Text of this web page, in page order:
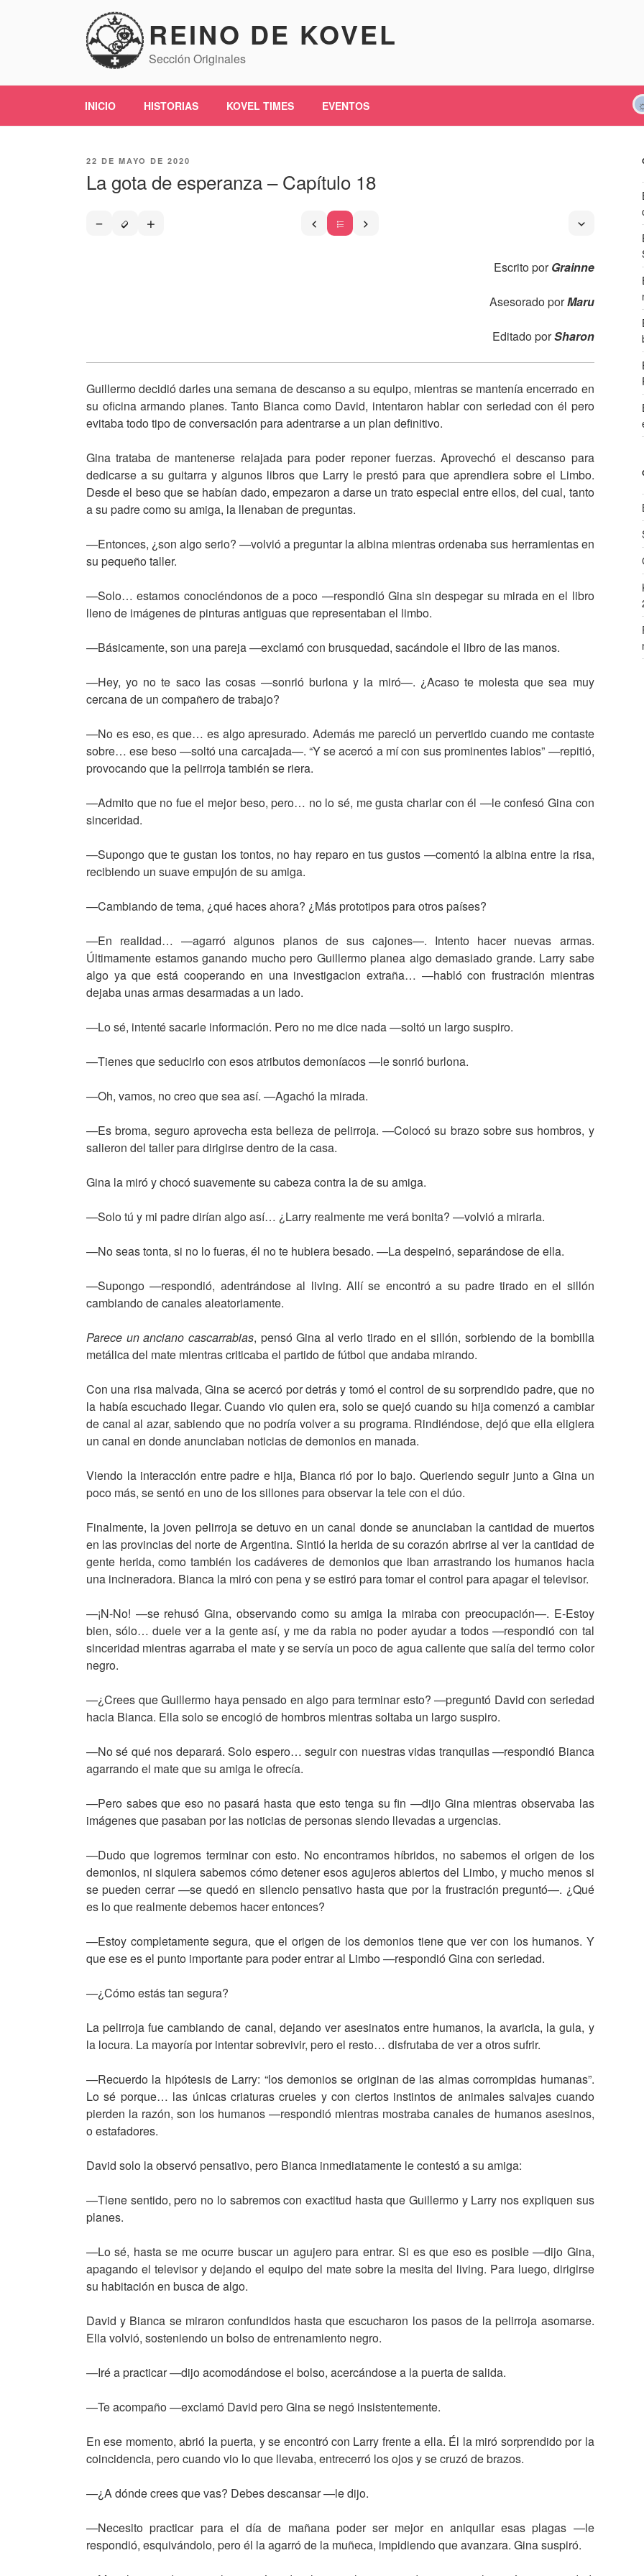
REINO DE KOVEL
Sección Originales
INICIO HISTORIAS KOVEL TIMES EVENTOS
PUBLICADO
22 DE MAYO DE 2020
La gota de esperanza – Capítulo 18
Escrito porGrainne
Asesorado porMaru
Editado porSharon
Guillermo decidió darles una semana de descanso a su equipo, mientras se mantenía encerrado en
su oficina armando planes. Tanto Bianca como David, intentaron hablar con seriedad con él pero
evitaba todo tipo de conversación para adentrarse a un plan definitivo.
Gina trataba de mantenerse relajada para poder reponer fuerzas. Aprovechó el descanso para
dedicarse a su guitarra y algunos libros que Larry le prestó para que aprendiera sobre el Limbo.
Desde el beso que se habían dado, empezaron a darse un trato especial entre ellos, del cual, tanto
a su padre como su amiga, la llenaban de preguntas.
—Entonces, ¿son algo serio? —volvió a preguntar la albina mientras ordenaba sus herramientas en
su pequeño taller.
—Solo… estamos conociéndonos de a poco —respondió Gina sin despegar su mirada en el libro
lleno de imágenes de pinturas antiguas que representaban el limbo.
—Básicamente, son una pareja —exclamó con brusquedad, sacándole el libro de las manos.
—Hey, yo no te saco las cosas —sonrió burlona y la miró—. ¿Acaso te molesta que sea muy
cercana de un compañero de trabajo?
—No es eso, es que… es algo apresurado. Además me pareció un pervertido cuando me contaste
sobre… ese beso —soltó una carcajada—. “Y se acercó a mí con sus prominentes labios” —repitió,
provocando que la pelirroja también se riera.
—Admito que no fue el mejor beso, pero… no lo sé, me gusta charlar con él —le confesó Gina con
sinceridad.
—Supongo que te gustan los tontos, no hay reparo en tus gustos —comentó la albina entre la risa,
recibiendo un suave empujón de su amiga.
—Cambiando de tema, ¿qué haces ahora? ¿Más prototipos para otros países?
—En realidad… —agarró algunos planos de sus cajones—. Intento hacer nuevas armas.
Últimamente estamos ganando mucho pero Guillermo planea algo demasiado grande. Larry sabe
algo ya que está cooperando en una investigacion extraña… —habló con frustración mientras
dejaba unas armas desarmadas a un lado.
—Lo sé, intenté sacarle información. Pero no me dice nada —soltó un largo suspiro.
—Tienes que seducirlo con esos atributos demoníacos —le sonrió burlona.
—Oh, vamos, no creo que sea así. —Agachó la mirada.
—Es broma, seguro aprovecha esta belleza de pelirroja. —Colocó su brazo sobre sus hombros, y
salieron del taller para dirigirse dentro de la casa.
Gina la miró y chocó suavemente su cabeza contra la de su amiga.
—Solo tú y mi padre dirían algo así… ¿Larry realmente me verá bonita? —volvió a mirarla.
—No seas tonta, si no lo fueras, él no te hubiera besado. —La despeinó, separándose de ella.
—Supongo —respondió, adentrándose al living. Allí se encontró a su padre tirado en el sillón
cambiando de canales aleatoriamente.
Parece un anciano cascarrabias, pensó Gina al verlo tirado en el sillón, sorbiendo de la bombilla
metálica del mate mientras criticaba el partido de fútbol que andaba mirando.
Con una risa malvada, Gina se acercó por detrás y tomó el control de su sorprendido padre, que no
la había escuchado llegar. Cuando vio quien era, solo se quejó cuando su hija comenzó a cambiar
de canal al azar, sabiendo que no podría volver a su programa. Rindiéndose, dejó que ella eligiera
un canal en donde anunciaban noticias de demonios en manada.
Viendo la interacción entre padre e hija, Bianca rió por lo bajo. Queriendo seguir junto a Gina un
poco más, se sentó en uno de los sillones para observar la tele con el dúo.
Finalmente, la joven pelirroja se detuvo en un canal donde se anunciaban la cantidad de muertos
en las provincias del norte de Argentina. Sintió la herida de su corazón abrirse al ver la cantidad de
gente herida, como también los cadáveres de demonios que iban arrastrando los humanos hacia
una incineradora. Bianca la miró con pena y se estiró para tomar el control para apagar el televisor.
—¡N-No! —se rehusó Gina, observando como su amiga la miraba con preocupación—. E-Estoy
bien, sólo… duele ver a la gente así, y me da rabia no poder ayudar a todos —respondió con tal
sinceridad mientras agarraba el mate y se servía un poco de agua caliente que salía del termo color
negro.
—¿Crees que Guillermo haya pensado en algo para terminar esto? —preguntó David con seriedad
hacia Bianca. Ella solo se encogió de hombros mientras soltaba un largo suspiro.
—No sé qué nos deparará. Solo espero… seguir con nuestras vidas tranquilas —respondió Bianca
agarrando el mate que su amiga le ofrecía.
—Pero sabes que eso no pasará hasta que esto tenga su fin —dijo Gina mientras observaba las
imágenes que pasaban por las noticias de personas siendo llevadas a urgencias.
—Dudo que logremos terminar con esto. No encontramos híbridos, no sabemos el origen de los
demonios, ni siquiera sabemos cómo detener esos agujeros abiertos del Limbo, y mucho menos si
se pueden cerrar —se quedó en silencio pensativo hasta que por la frustración preguntó—. ¿Qué
es lo que realmente debemos hacer entonces?
—Estoy completamente segura, que el origen de los demonios tiene que ver con los humanos. Y
que ese es el punto importante para poder entrar al Limbo —respondió Gina con seriedad.
—¿Cómo estás tan segura?
La pelirroja fue cambiando de canal, dejando ver asesinatos entre humanos, la avaricia, la gula, y
la locura. La mayoría por intentar sobrevivir, pero el resto… disfrutaba de ver a otros sufrir.
—Recuerdo la hipótesis de Larry: “los demonios se originan de las almas corrompidas humanas”.
Lo sé porque… las únicas criaturas crueles y con ciertos instintos de animales salvajes cuando
pierden la razón, son los humanos —respondió mientras mostraba canales de humanos asesinos,
o estafadores.
David solo la observó pensativo, pero Bianca inmediatamente le contestó a su amiga:
—Tiene sentido, pero no lo sabremos con exactitud hasta que Guillermo y Larry nos expliquen sus
planes.
—Lo sé, hasta se me ocurre buscar un agujero para entrar. Si es que eso es posible —dijo Gina,
apagando el televisor y dejando el equipo del mate sobre la mesita del living. Para luego, dirigirse
su habitación en busca de algo.
David y Bianca se miraron confundidos hasta que escucharon los pasos de la pelirroja asomarse.
Ella volvió, sosteniendo un bolso de entrenamiento negro.
—Iré a practicar —dijo acomodándose el bolso, acercándose a la puerta de salida.
—Te acompaño —exclamó David pero Gina se negó insistentemente.
En ese momento, abrió la puerta, y se encontró con Larry frente a ella. Él la miró sorprendido por la
coincidencia, pero cuando vio lo que llevaba, entrecerró los ojos y se cruzó de brazos.
—¿A dónde crees que vas? Debes descansar —le dijo.
—Necesito practicar para el día de mañana poder ser mejor en aniquilar esas plagas —le
respondió, esquivándolo, pero él la agarró de la muñeca, impidiendo que avanzara. Gina suspiró.